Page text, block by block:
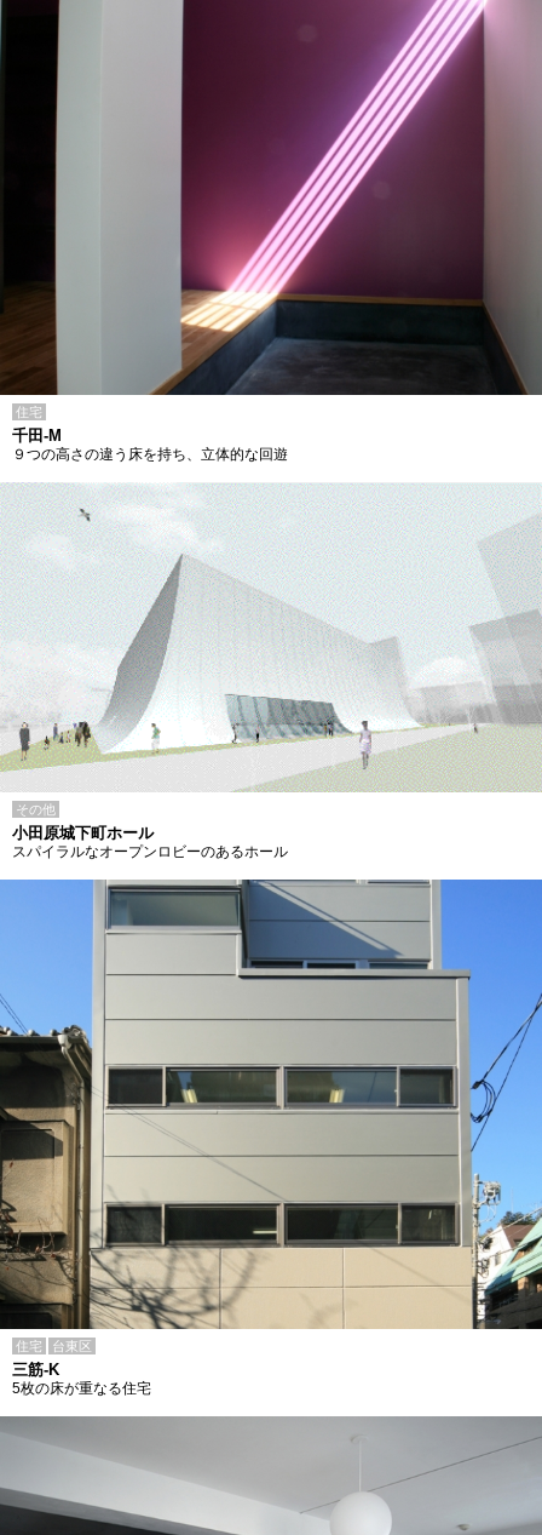
住宅
千田-M
９つの高さの違う床を持ち、立体的な回遊
その他
小田原城下町ホール
スパイラルなオープンロビーのあるホール
住宅 台東区
三筋-K
5枚の床が重なる住宅